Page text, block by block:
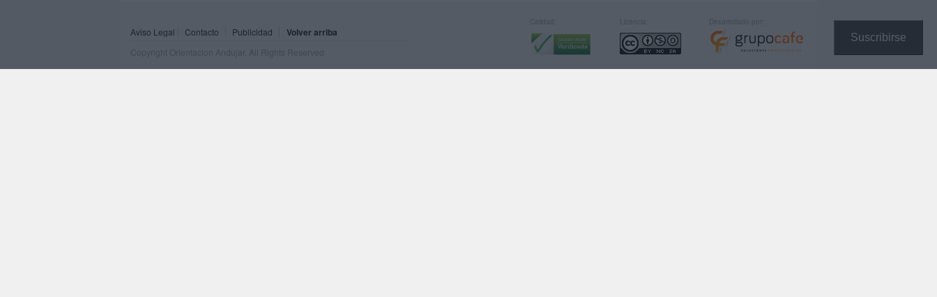
Suscribirse
Aviso Legal Contacto Publicidad Volver arriba